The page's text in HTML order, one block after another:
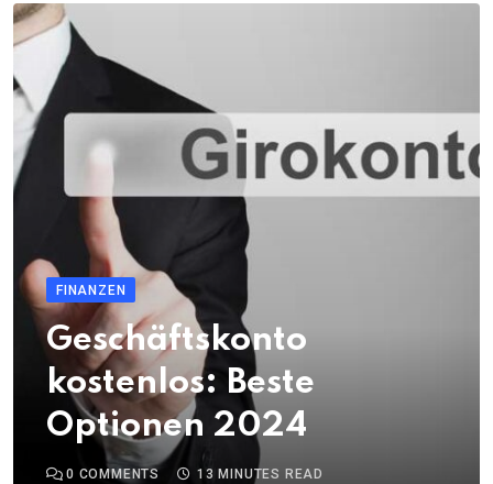
FINANZEN
Geschäftskonto
kostenlos: Beste
Optionen 2024
0 COMMENTS
13 MINUTES READ